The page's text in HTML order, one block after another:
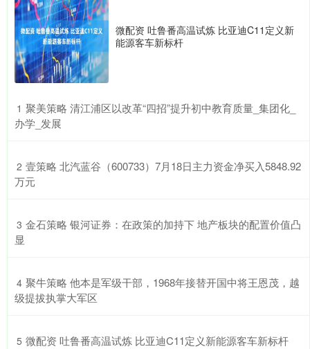
微配资 吐鲁番高温试炼 比亚迪C11定义新
能源客车新标杆
1 ​聚美策略 清江浦区以改革“四招”提升初中教育质量_集团化_
办学_发展
2 ​壹策略 北汽蓝谷（600733）7月18日主力资金净买入5848.92
万元
3 ​金石策略 银河证券：在政策的加持下 地产板块的配置价值凸
显
4 ​聚牛策略 他本是军级干部，1968年接替开国中将王恩茂，越
级提拔执掌大军区
5 ​微配资 吐鲁番高温试炼 比亚迪C11定义新能源客车新标杆